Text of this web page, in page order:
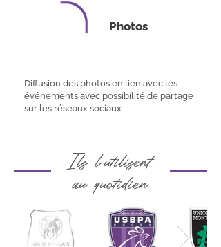
Photos
Diffusion des photos en lien avec les
événements avec possibilité de partage
sur les réseaux sociaux
Ils l'utilisent
au quotidien